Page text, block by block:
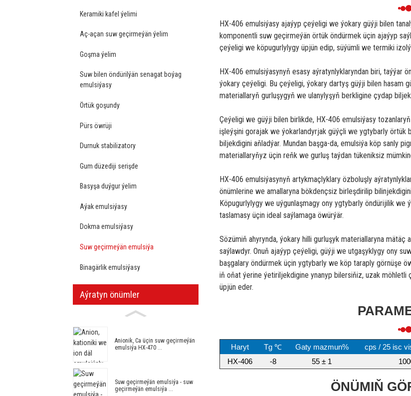
Keramiki kafel ýelimi
Aç-açan suw geçirmeýän ýelim
Goşma ýelim
Suw bilen öndürilýän senagat boýag
emulsiýasy
Örtük goşundy
Pürs öwrüji
Durnuk stabilizatory
Gum düzediji serişde
Basyşa duýgur ýelim
Aýak emulsiýasy
Dokma emulsiýasy
Suw geçirmeýän emulsiýa
Binagärlik emulsiýasy
Aýratyn önümler
Anionik, Ca üçin suw geçirmeýän
emulsiýa HX-470 ...
Suw geçirmeýän emulsiýa - suw
geçirmeýän emulsiýa ...
HX-406 emulsiýasy ajaýyp çeýeligi we ýokary güýji bilen
komponentli suw geçirmeýän örtük öndürmek üçin ajaýyp
çeýeligi we köpugurlylygy üpjün edip, süýümli we termiki
HX-406 emulsiýasynyň esasy aýratynlyklaryndan biri, taýýar
ýokary çeýeligi. Bu çeýeligi, ýokary dartyş güýji bilen hasam
materiallaryň gurluşygyň we ulanylyşyň berkligine çydap
Çeýeligi we güýji bilen birlikde, HX-406 emulsiýasy
işleýşini gorajak we ýokarlandyrjak güýçli we ygtybarly
biljekdigini aňladýar. Mundan başga-da, emulsiýa köp sanly
materiallaryňyz üçin reňk we gurluş taýdan tükeniksiz
HX-406 emulsiýasynyň artykmaçlyklary özboluşly
önümlerine we amallaryna bökdençsiz birleşdirilip
Köpugurlylygy we uýgunlaşmagy ony ygtybarly öndürijilik we
taslamasy üçin ideal saýlamaga öwürýär.
Sözümiň ahyrynda, ýokary hilli gurluşyk materiallaryna
saýlawdyr. Onuň ajaýyp çeýeligi, güýji we utgaşyklygy ony
başgalary öndürmek üçin ygtybarly we köp taraply görnüşe
iň oňat ýerine ýetiriljekdigine ynanyp bilersiňiz, uzak
üpjün eder.
Haryt Tg ℃ Gaty mazmun% cps / 25 isc
HX-406
-8 55 ± 1
ÖNÜMIŇ